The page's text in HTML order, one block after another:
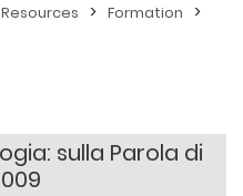
> Formation >
sulla Parola di